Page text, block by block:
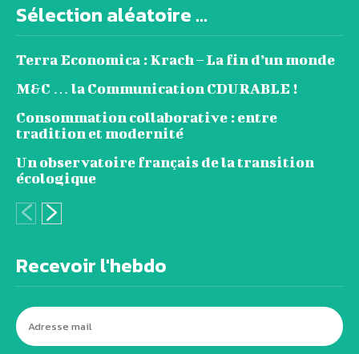
Sélection aléatoire ...
Terra Economica : Krach – La fin d’un monde
M&C … la Communication CDURABLE !
Consommation collaborative : entre
tradition et modernité
Un observatoire français de la transition
écologique
Recevoir l'hebdo